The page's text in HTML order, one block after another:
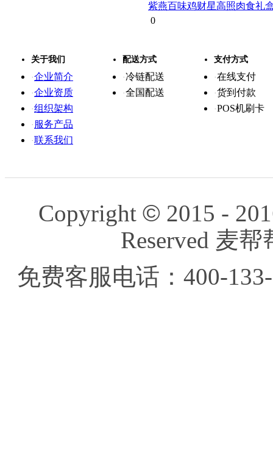
紫燕百味鸡财星高照肉食礼
680g/箱
0
关于我们
·企业简介
·企业资质
·组织架构
· 服务产品
·联系我们
配送方式
·冷链配送
·全国配送
支付方式
·在线支付
·货到付款
·POS机刷卡
Copyright © 2015 -
Reserved 麦
免费客服电话：400-